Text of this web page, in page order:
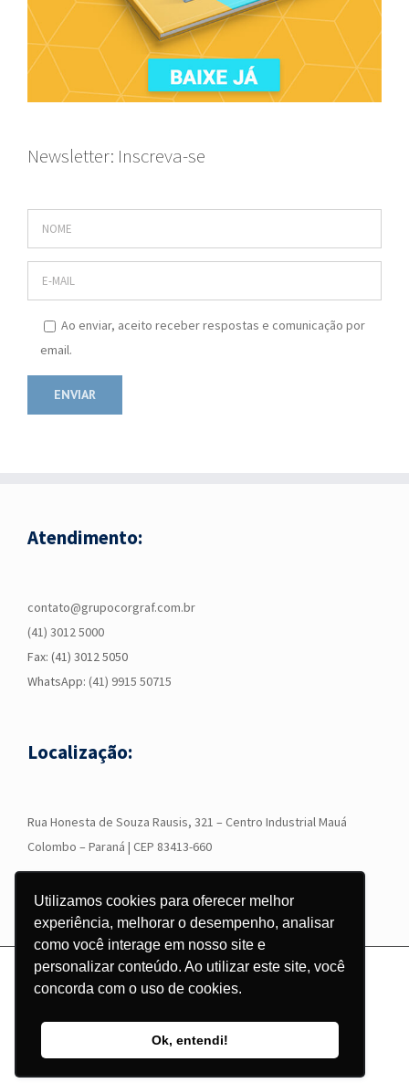
Utilizamos cookies para oferecer melhor
experiência, melhorar o desempenho, analisar
como você interage em nosso site e
personalizar conteúdo. Ao utilizar este site, você
concorda com o uso de cookies.
Ok, entendi!
Newsletter: Inscreva-se
Ao enviar, aceito receber respostas e comunicação por
email.
Atendimento:
contato@grupocorgraf.com.br
(41) 3012 5000
Fax: (41) 3012 5050
WhatsApp: (41) 9915 50715
Localização:
Rua Honesta de Souza Rausis, 321 – Centro Industrial Mauá
Colombo – Paraná | CEP 83413-660
© Copyright
2026 - Grupo Corgraf - Todos os direitos reservados |
InstagramFacebookLinkedIn